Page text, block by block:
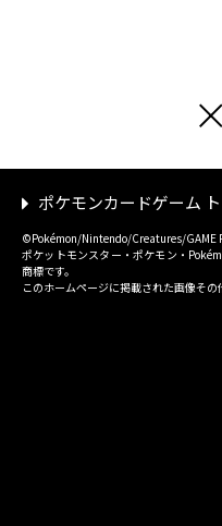
ポケモンカードゲーム
©Pokémon/Nintendo/Creatures/GAME
ポケットモンスター・ポケモン・
商標です。
このホームページに掲載された画像その